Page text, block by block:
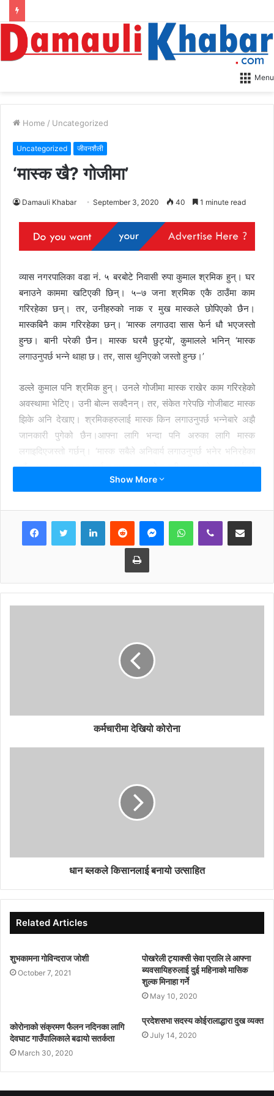
Menu
Home / Uncategorized
Uncategorized जीवनशैली
‘मास्क खै? गोजीमा’
Damauli Khabar September 3, 2020 40 1 minute read
व्यास नगरपालिका वडा नं. ५ बरबोटे निवासी रुपा कुमाल श्रमिक हुन्। घर
बनाउने काममा खटिएकी छिन्। ५–७ जना श्रमिक एकै ठाउँमा काम
गरिरहेका छन्। तर, उनीहरुको नाक र मुख मास्कले छोपिएको छैन।
मास्कबिनै काम गरिरहेका छन्। ‘मास्क लगाउदा सास फेर्न धौ भएजस्तो
हुन्छ। बानी परेकी छैन। मास्क घरमै छुट्यो’, कुमालले भनिन् ‘मास्क
लगाउनुपर्छ भन्ने थाहा छ। तर, सास थुनिएको जस्तो हुन्छ।’
डल्ले कुमाल पनि श्रमिक हुन्। उनले गोजीमा मास्क राखेर काम गरिरहेको
अवस्थामा भेटिए। उनी बोल्न सक्दैनन्। तर, संकेत गरेपछि गोजीबाट मास्क
झिके अनि देखाए। श्रमिकहरुलाई मास्क किन लगाउनुपर्छ भन्नेबारे अझै
जानकारी पुगेको छैन।आफ्ना लागि भन्दा पनि अरुका लागि मास्क
लगाइदिएजस्तो गर्छन्। ‘मास्क सबैले अनिवार्य लगाउनुपर्छ भनेर भनिरहेका
छौं। अझ समुहमा काम गर्दा त मास्क लगाउने र दुरी कायम गरेर काम गर्नुपर्छ
भनेर बताएका छौं। केहीले नियम पालना गर्नुहुन्छ। धेरै जसो त अटेरी गरेको
गरेका छौं।’ गाउँ दुरदराजका वस्तीमा स्वास्थ्य सुरक्षाका सावधानी कमै
अपनाउने गरिएको छ। गाँउघर तिर कुनै पनि संघ सस्थाले मास्क वितरण
Show More
Print
कर्मचारीमा देखियो कोरोना
धान ब्लकले किसानलाई बनायो उत्साहित
Related Articles
शुभकामना गोविन्दराज जोशी
October 7, 2021
पोखरेली ट्याक्सी सेवा प्रालि ले आफ्ना
ब्यवसायिहरुलाई दुई महिनाको मासिक
शुल्क मिनाहा गर्ने
May 10, 2020
कोरोनाको संक्रमण फैलन नदिनका लागि
देवघाट गाउँपालिकाले बढायो सतर्कता
March 30, 2020
प्रदेशसभा सदस्य कोईरालाद्धारा दुख व्यक्त
July 14, 2020